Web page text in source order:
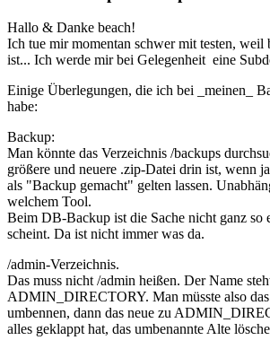
Hallo & Danke beach!
Ich tue mir momentan schwer mit testen, weil
ist... Ich werde mir bei Gelegenheit eine
Einige Überlegungen, die ich bei _meinen_
habe:
Backup:
Man könnte das Verzeichnis /backups
größere und neuere .zip-Datei drin ist, wenn
als "Backup gemacht" gelten lassen.
welchem Tool.
Beim DB-Backup ist die Sache nicht ganz so
scheint. Da ist nicht immer was da.
/admin-Verzeichnis.
Das muss nicht /admin heißen. Der Name
ADMIN_DIRECTORY. Man müsste also
umbennen, dann das neue zu
alles geklappt hat, das umbenannte Alte